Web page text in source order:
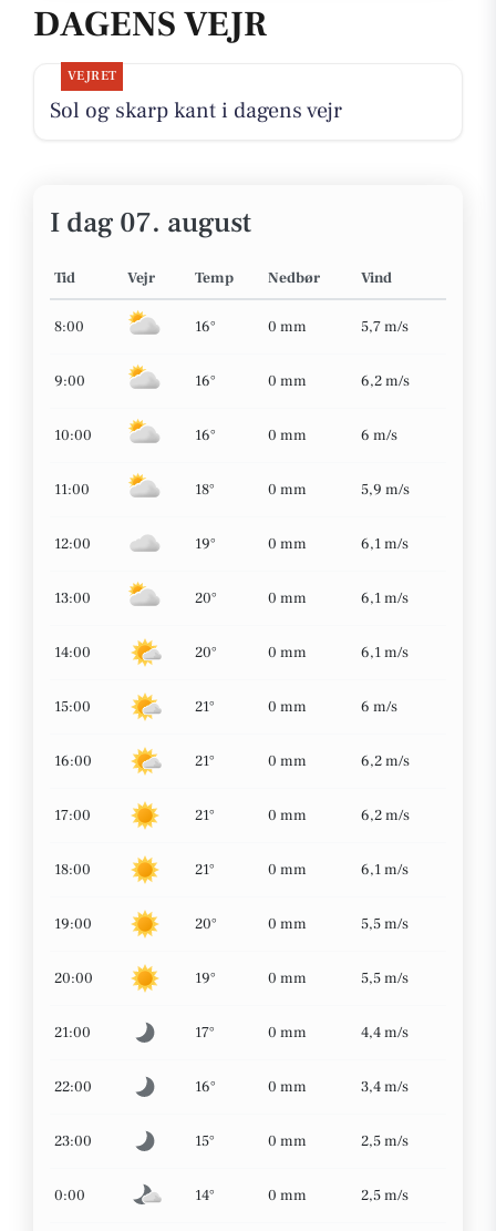
DAGENS VEJR
VEJRET
Sol og skarp kant i dagens vejr
I dag 07. august
Tid Vejr Temp Nedbør Vind
8:00 16° 0 mm 5,7 m/s
9:00 16° 0 mm 6,2 m/s
10:00 16° 0 mm 6 m/s
11:00 18° 0 mm 5,9 m/s
12:00 19° 0 mm 6,1 m/s
13:00 20° 0 mm 6,1 m/s
14:00 20° 0 mm 6,1 m/s
15:00 21° 0 mm 6 m/s
16:00 21° 0 mm 6,2 m/s
17:00 21° 0 mm 6,2 m/s
18:00 21° 0 mm 6,1 m/s
19:00 20° 0 mm 5,5 m/s
20:00 19° 0 mm 5,5 m/s
21:00 17° 0 mm 4,4 m/s
22:00 16° 0 mm 3,4 m/s
23:00 15° 0 mm 2,5 m/s
0:00 14° 0 mm 2,5 m/s